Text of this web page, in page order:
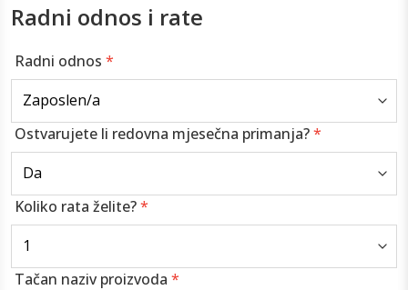
Radni odnos i rate
Radni odnos *
Ostvarujete li redovna mjesečna primanja?*
Koliko rata želite?*
Tačan naziv proizvoda *